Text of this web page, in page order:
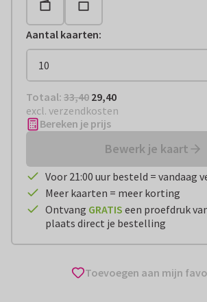
Aantal kaarten:
Totaal: € 29,40
Totaal: 33,40 29,40
excl. verzendkosten
Bereken je prijs
Bewerk je kaart
Voor 21:00 uur besteld = vandaag
Meer kaarten = meer korting
Ontvang GRATIS een proefdruk
plaats direct je bestelling
Toevoegen aan mijn